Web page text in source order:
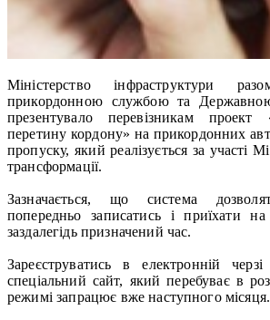
Міністерство інфраструктури
прикордонною службою та
презентувало перевізникам проект
перетину кордону» на прикордонних
пропуску, який реалізується за участі
трансформації.
Зазначається, що система
попередньо записатись і приїхати
заздалегідь призначений час.
Зареєструватись в електронній
спеціальний сайт, який перебуває в
режимі запрацює вже наступного місяця.